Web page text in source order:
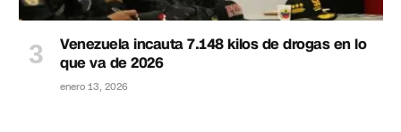
Venezuela incauta 7.148 kilos de drogas en lo
que va de 2026
enero 13, 2026